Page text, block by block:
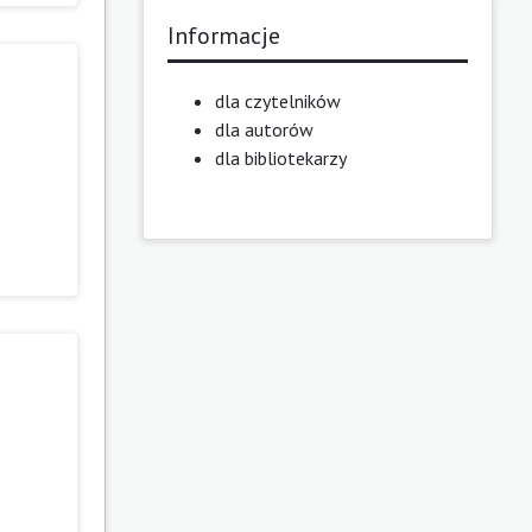
Informacje
dla czytelników
dla autorów
dla bibliotekarzy